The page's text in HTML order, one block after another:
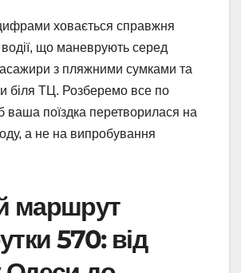
ховається справжня
водії, що маневрують серед
з пляжними сумками та
біля ТЦ. Розберемо все по
ваша поїздка перетворилася на
а не на випробування
маршрут
570: від